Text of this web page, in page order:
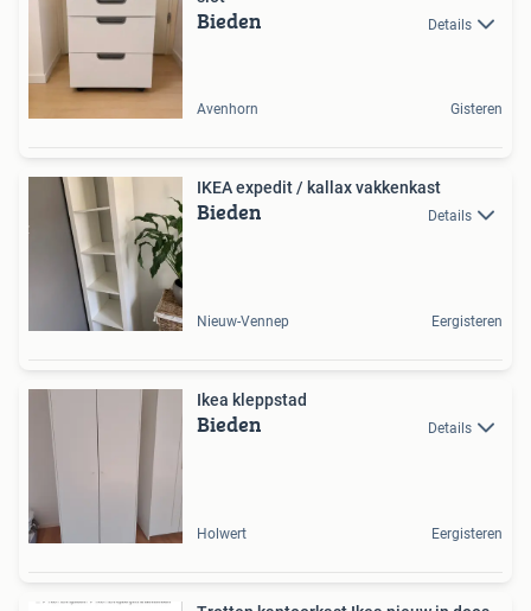
Bieden Details
Avenhorn Gisteren
IKEA expedit / kallax vakkenkast
Bieden Details
Nieuw-Vennep Eergisteren
Ikea kleppstad
Bieden Details
Holwert Eergisteren